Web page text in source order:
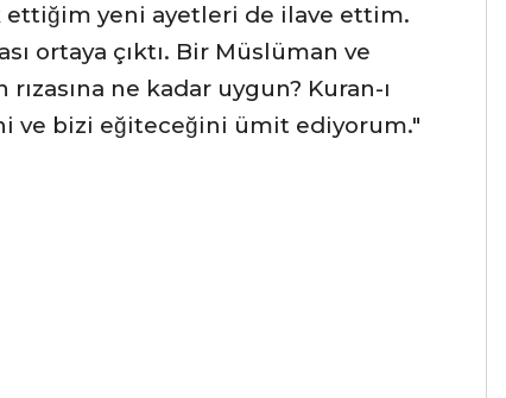
ettiğim yeni ayetleri de ilave ettim.
ortaya çıktı. Bir Müslüman ve
ne kadar uygun? Kuran-ı
ve bizi eğiteceğini ümit ediyorum."